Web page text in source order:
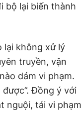
bộ lại biến thành
lại không xử lý
truyền, vận
dám vi phạm.
Đồng ý với
nguội, tái vi phạm